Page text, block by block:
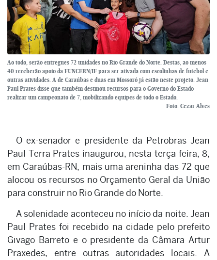
Ao todo, serão entregues 72 unidades no Rio Grande do Norte. Destas, ao menos
40 receberão apoio da FUNCERN/IF para ser ativada com escolinhas de futebol e
outras atividades. A de Caraúbas e duas em Mossoró já estão neste projeto. Jean
Paul Prates disse que também destinou recursos para o Governo do Estado
realizar um campeonato de 7, mobilizando equipes de todo o Estado.
Foto: Cezar Alves
O ex-senador e presidente da Petrobras Jean
Paul Terra Prates inaugurou, nesta terça-feira, 8,
em Caraúbas-RN, mais uma areninha das 72 que
alocou os recursos no Orçamento Geral da União
para construir no Rio Grande do Norte.
A solenidade aconteceu no início da noite. Jean
Paul Prates foi recebido na cidade pelo prefeito
Givago Barreto e o presidente da Câmara Artur
Praxedes, entre outras autoridades locais. A